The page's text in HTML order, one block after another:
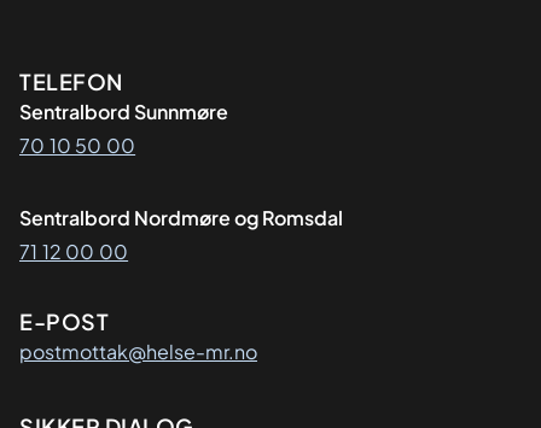
Kontaktinformasjon
TELEFON
Sentralbord Sunnmøre
70 10 50 00
Sentralbord Nordmøre og Romsdal
71 12 00 00
E-POST
postmottak@helse-mr.no